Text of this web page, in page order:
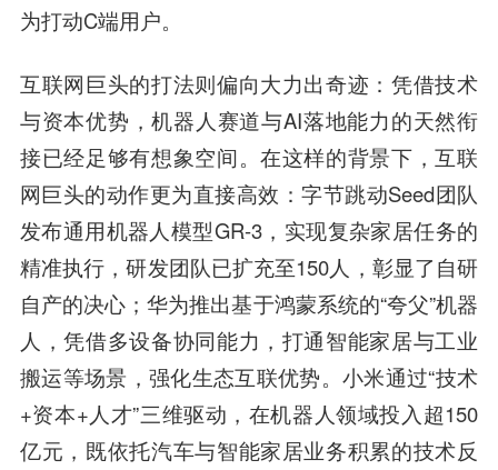
为打动C端用户。
互联网巨头的打法则偏向大力出奇迹：凭借技术
与资本优势，机器人赛道与AI落地能力的天然衔
接已经足够有想象空间。在这样的背景下，互联
网巨头的动作更为直接高效：字节跳动Seed团队
发布通用机器人模型GR-3，实现复杂家居任务的
精准执行，研发团队已扩充至150人，彰显了自研
自产的决心；华为推出基于鸿蒙系统的“夸父”机器
人，凭借多设备协同能力，打通智能家居与工业
搬运等场景，强化生态互联优势。小米通过“技术
+资本+人才”三维驱动，在机器人领域投入超150
亿元，既依托汽车与智能家居业务积累的技术反